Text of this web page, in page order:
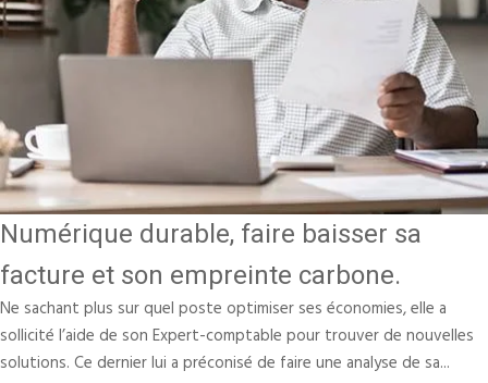
Numérique durable, faire baisser sa
facture et son empreinte carbone.
Ne sachant plus sur quel poste optimiser ses économies, elle a
sollicité l’aide de son Expert-comptable pour trouver de nouvelles
solutions. Ce dernier lui a préconisé de faire une analyse de sa...